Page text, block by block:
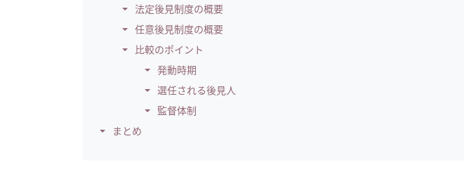
法定後見制度の概要
任意後見制度の概要
比較のポイント
発動時期
選任される後見人
監督体制
まとめ